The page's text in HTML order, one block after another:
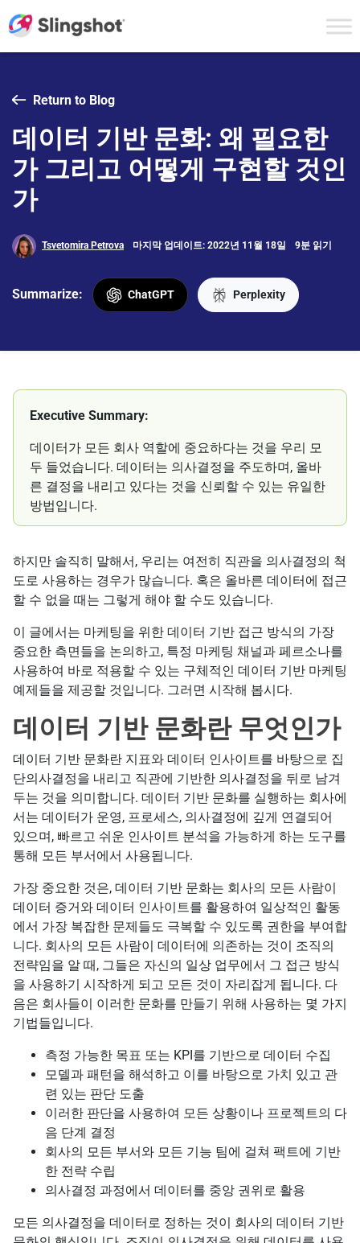
Return to Blog
데이터 기반 문화: 왜 필요한
가 그리고 어떻게 구현할 것인
가
Tsvetomira Petrova 마지막 업데이트: 2022년 11월 18일 9분 읽기
Summarize: ChatGPT Perplexity
Executive Summary:
데이터가 모든 회사 역할에 중요하다는 것을 우리 모
두 들었습니다. 데이터는 의사결정을 주도하며, 올바
른 결정을 내리고 있다는 것을 신뢰할 수 있는 유일한
방법입니다.
하지만 솔직히 말해서, 우리는 여전히 직관을 의사결정의 척
도로 사용하는 경우가 많습니다. 혹은 올바른 데이터에 접근
할 수 없을 때는 그렇게 해야 할 수도 있습니다.
이 글에서는 마케팅을 위한 데이터 기반 접근 방식의 가장
중요한 측면들을 논의하고, 특정 마케팅 채널과 페르소나를
사용하여 바로 적용할 수 있는 구체적인 데이터 기반 마케팅
예제들을 제공할 것입니다. 그러면 시작해 봅시다.
데이터 기반 문화란 무엇인가
데이터 기반 문화란 지표와 데이터 인사이트를 바탕으로 집
단의사결정을 내리고 직관에 기반한 의사결정을 뒤로 남겨
두는 것을 의미합니다. 데이터 기반 문화를 실행하는 회사에
서는 데이터가 운영, 프로세스, 의사결정에 깊게 연결되어
있으며, 빠르고 쉬운 인사이트 분석을 가능하게 하는 도구를
통해 모든 부서에서 사용됩니다.
가장 중요한 것은, 데이터 기반 문화는 회사의 모든 사람이
데이터 증거와 데이터 인사이트를 활용하여 일상적인 활동
에서 가장 복잡한 문제들도 극복할 수 있도록 권한을 부여합
니다. 회사의 모든 사람이 데이터에 의존하는 것이 조직의
전략임을 알 때, 그들은 자신의 일상 업무에서 그 접근 방식
을 사용하기 시작하게 되고 모든 것이 자리잡게 됩니다. 다
음은 회사들이 이러한 문화를 만들기 위해 사용하는 몇 가지
기법들입니다.
측정 가능한 목표 또는 KPI를 기반으로 데이터 수집
모델과 패턴을 해석하고 이를 바탕으로 가치 있고 관
련 있는 판단 도출
이러한 판단을 사용하여 모든 상황이나 프로젝트의 다
음 단계 결정
회사의 모든 부서와 모든 기능 팀에 걸쳐 팩트에 기반
한 전략 수립
의사결정 과정에서 데이터를 중앙 권위로 활용
모든 의사결정을 데이터로 정하는 것이 회사의 데이터 기반